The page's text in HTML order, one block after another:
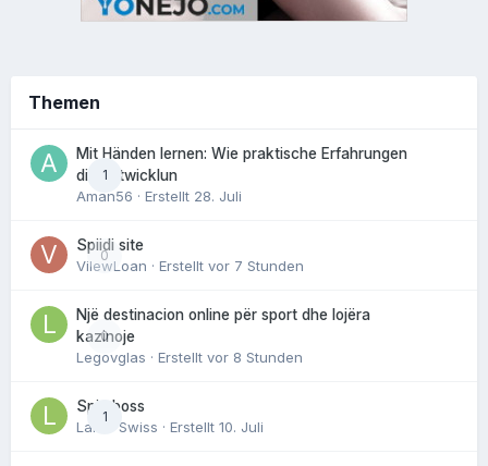
Themen
1
Mit Händen lernen: Wie praktische Erfahrungen
die Entwicklun
Aman56 · Erstellt 28. Juli
0
Spiidi site
VilewLoan · Erstellt vor 7 Stunden
0
Një destinacion online për sport dhe lojëra
kazinoje
Legovglas · Erstellt vor 8 Stunden
1
Spin boss
Laker Swiss · Erstellt 10. Juli